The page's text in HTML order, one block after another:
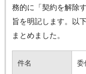
務的に「契約を解除
旨を明記します。以
まとめました。
件名 委